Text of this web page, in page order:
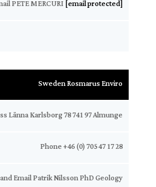
PETE MERCURI [email protected]
Sweden Rosmarus Enviro
Länna Karlsborg 78 741 97 Almunge
Phone +46 (0) 705 47 17 28
Email Patrik Nilsson PhD Geology